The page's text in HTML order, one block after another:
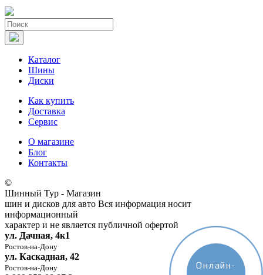
Каталог
Шины
Диски
Как купить
Доставка
Сервис
О магазине
Блог
Контакты
©
Шинный Тур - Магазин
шин и дисков для авто Вся информация носит
информационный
характер и не является публичной офертой
ул. Дачная, 4к1
Ростов-на-Дону
ул. Каскадная, 42
Ростов-на-Дону Онлайн-